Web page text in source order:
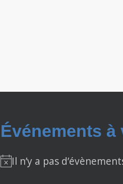
Événements à
Notice
Il n’y a pas